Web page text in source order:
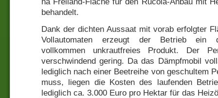
behandelt.
Dank der dichten Aussaat mit vorab erfolgter
Vollautomaten erzeugt der Betrieb ein
vollkommen unkrautfreies Produkt. Der
verschwindend gering. Da das Dämpfmobil
lediglich nach einer Beetreihe von geschultem
muss, liegen die Kosten des laufenden
lediglich ca. 3.000 Euro pro Hektar für das